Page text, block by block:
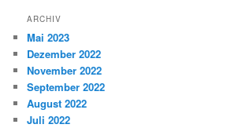
ARCHIV
Mai 2023
Dezember 2022
November 2022
September 2022
August 2022
Juli 2022